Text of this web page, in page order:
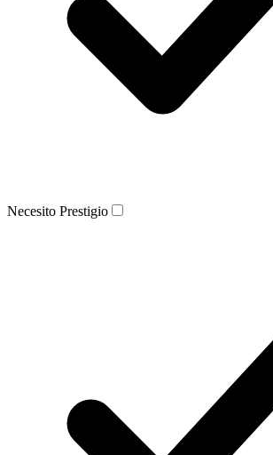
Necesito Prestigio